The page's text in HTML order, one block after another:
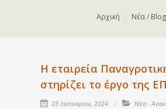
Αρχική Νέα / Blog
Η εταιρεία
στηρίζει το έργο της
23 Ιανουαρίου, 2024 Νέα -